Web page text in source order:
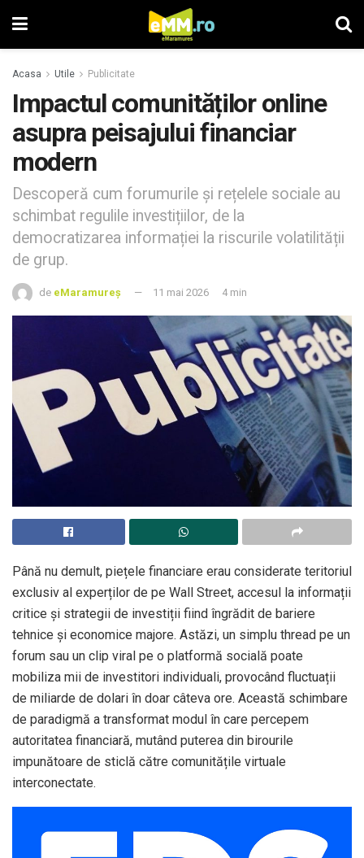
Acasa Utile Publicitate
Impactul comunităților online
asupra peisajului financiar
modern
Descoperă cum forumurile și rețelele sociale au
schimbat regulile investițiilor, de la
democratizarea informației la riscurile volatilității
de grup.
de eMaramureș 11 mai 2026 4 min
Până nu demult, piețele financiare erau considerate teritoriul
exclusiv al experților de pe Wall Street, accesul la informații
critice și strategii de investiții fiind îngrădit de bariere
tehnice și economice majore. Astăzi, un simplu thread pe un
forum sau un clip viral pe o platformă socială poate
mobiliza mii de investitori individuali, provocând fluctuații
de miliarde de dolari în doar câteva ore. Această schimbare
de paradigmă a transformat modul în care percepem
autoritatea financiară, mutând puterea din birourile
impunătoare de sticlă către comunitățile virtuale
interconectate.